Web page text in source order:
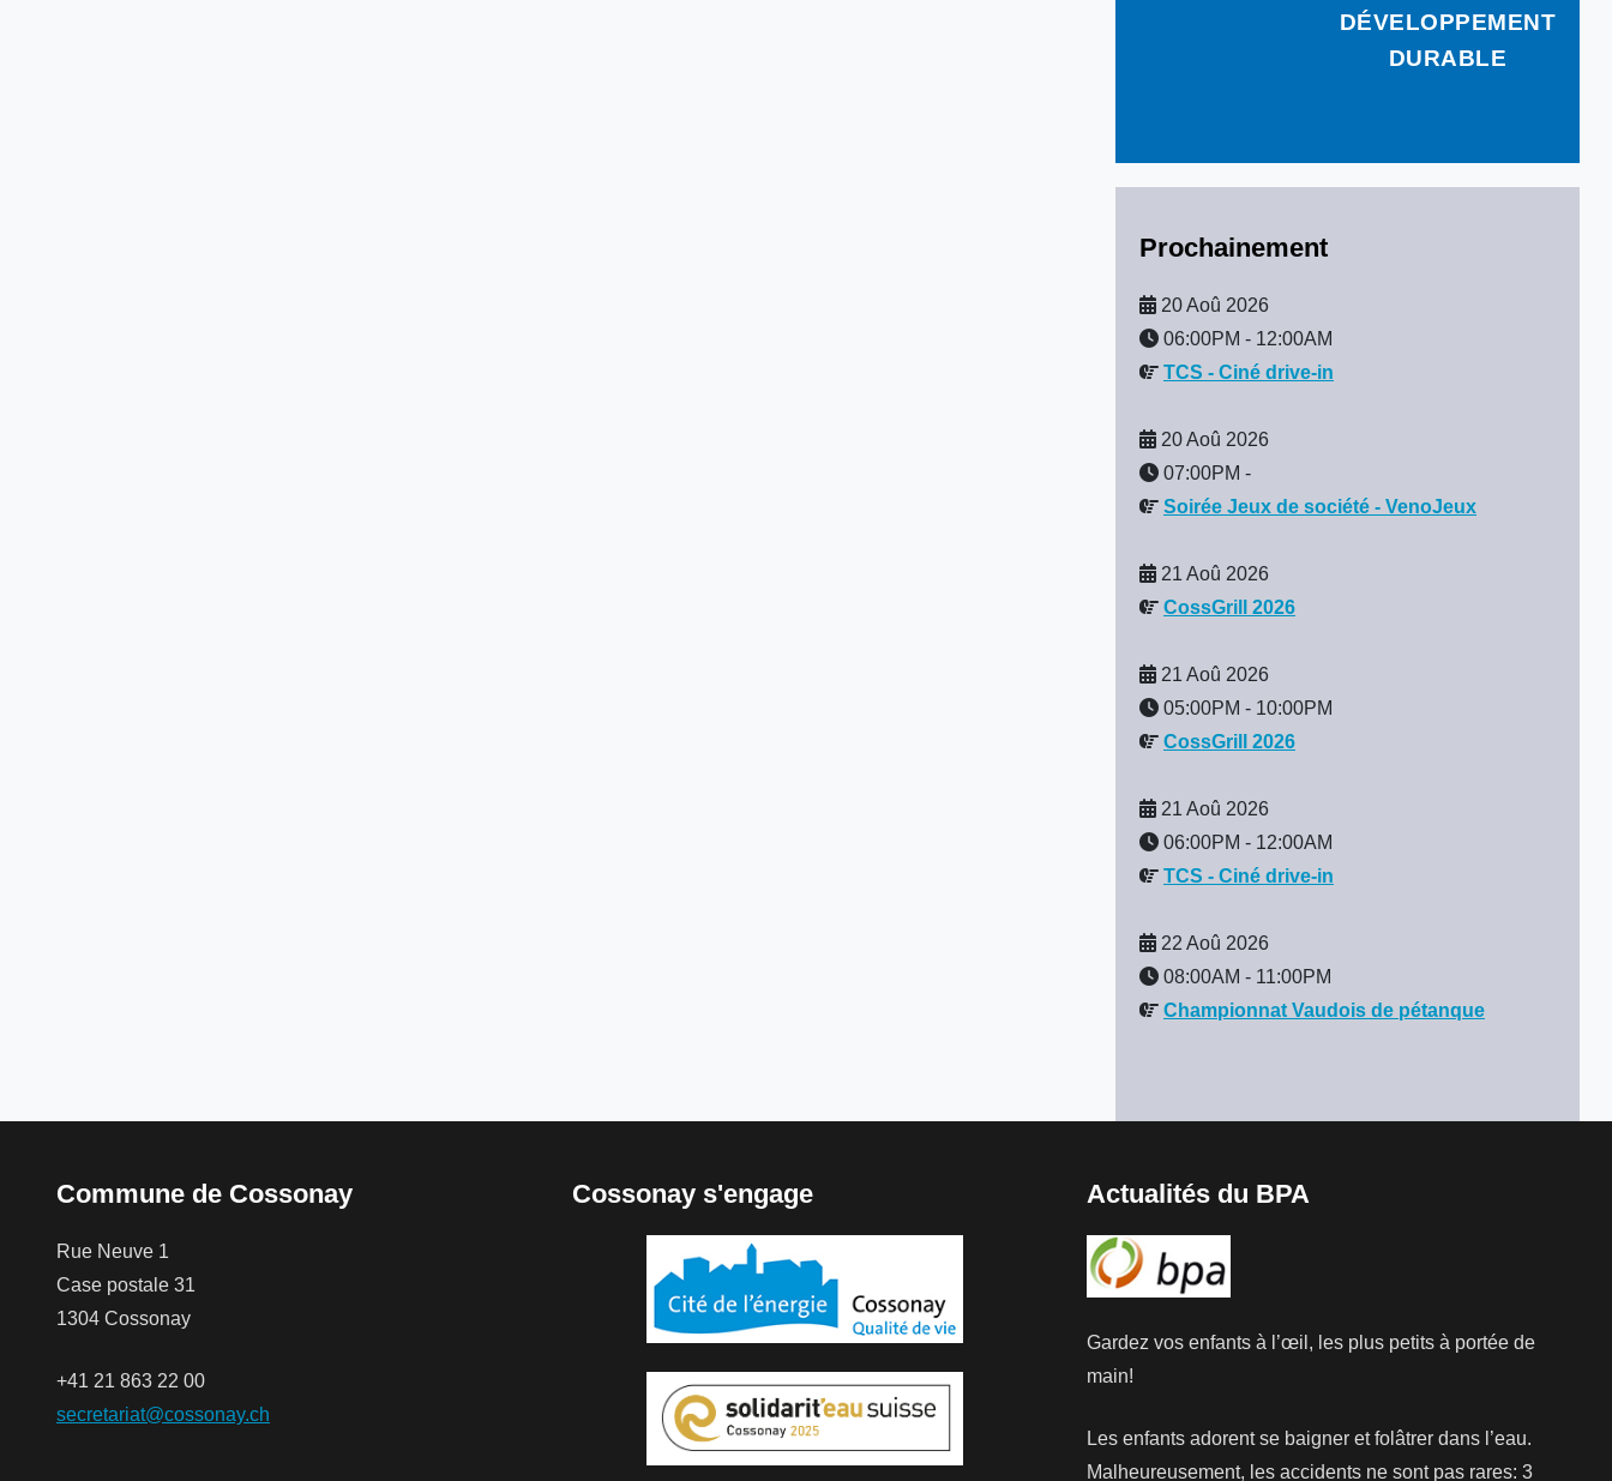
DÉVELOPPEMENT
DURABLE
Prochainement
20 Aoû 2026
06:00PM - 12:00AM
TCS - Ciné drive-in
20 Aoû 2026
07:00PM -
Soirée Jeux de société - VenoJeux
21 Aoû 2026
CossGrill 2026
21 Aoû 2026
05:00PM - 10:00PM
CossGrill 2026
21 Aoû 2026
06:00PM - 12:00AM
TCS - Ciné drive-in
22 Aoû 2026
08:00AM - 11:00PM
Championnat Vaudois de pétanque
Commune de Cossonay
Rue Neuve 1
Case postale 31
1304 Cossonay
+41 21 863 22 00
secretariat@cossonay.ch
Cossonay s'engage Actualités du BPA
Gardez vos enfants à l’œil, les plus petits à portée de
main!
Les enfants adorent se baigner et folâtrer dans l’eau.
Malheureusement, les accidents ne sont pas rares: 3